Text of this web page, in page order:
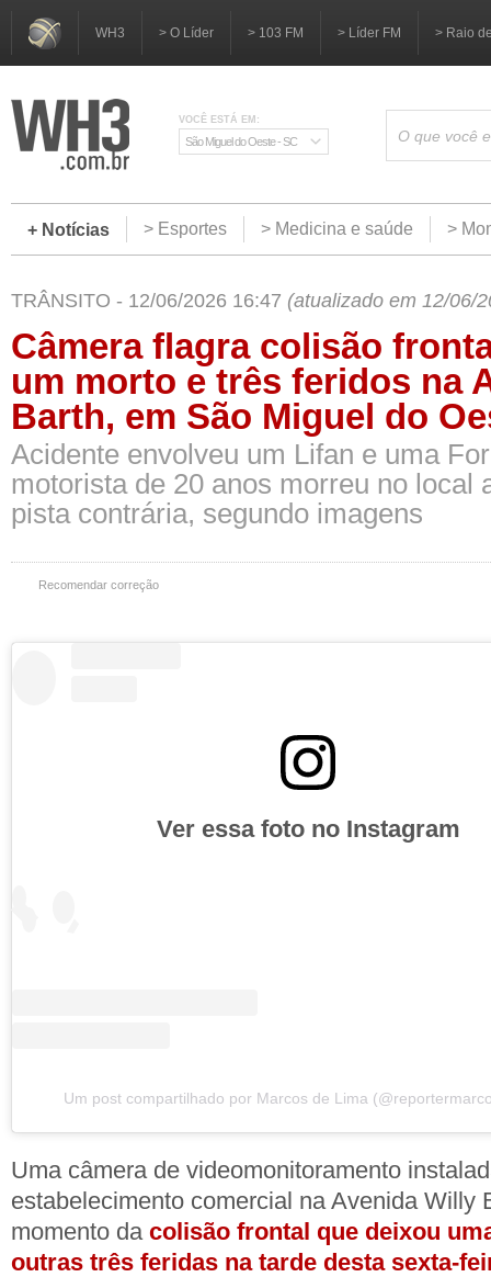
WH3 > O Líder > 103 FM > Líder FM > Raio
VOCÊ ESTÁ EM:
São Miguel do Oeste - SC
+ Notícias > Esportes > Medicina e saúde >
TRÂNSITO - 12/06/2026 16:47 (atualizado em 12/06/
Câmera flagra colisão
um morto e três feridos na
Barth, em São Miguel do
Acidente envolveu um Lifan e uma
motorista de 20 anos morreu no local
pista contrária, segundo imagens
Recomendar correção
Ver essa foto no Instagram
Um post compartilhado por Marcos de Lima
Uma câmera de videomonitoramento
estabelecimento comercial na Avenida Willy
momento da colisão frontal que deixou
outras três feridas na tarde desta sexta-